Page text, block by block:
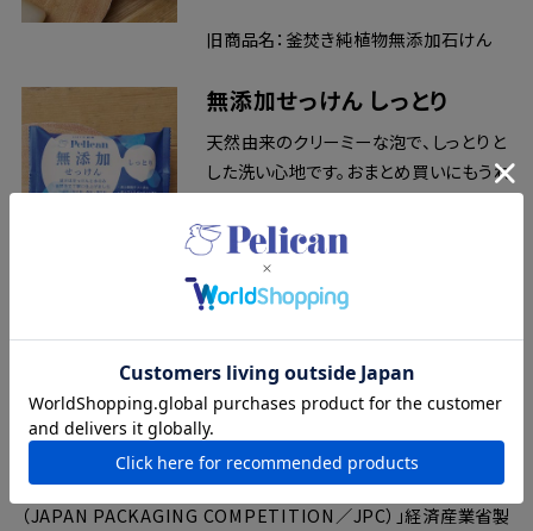
旧商品名：釜焚き純植物無添加石けん
無添加せっけん しっとり
天然由来のクリーミーな泡で、しっとりと
した洗い心地です。おまとめ買いにもうれ
しい、3個セットも！
旧商品名：家族の無添加せっけん、子供
無添加せっけん
2024年「第63回 2024 ジャパン パッケージング コンペティション
（JAPAN PACKAGING COMPETITION／JPC）」経済産業省製